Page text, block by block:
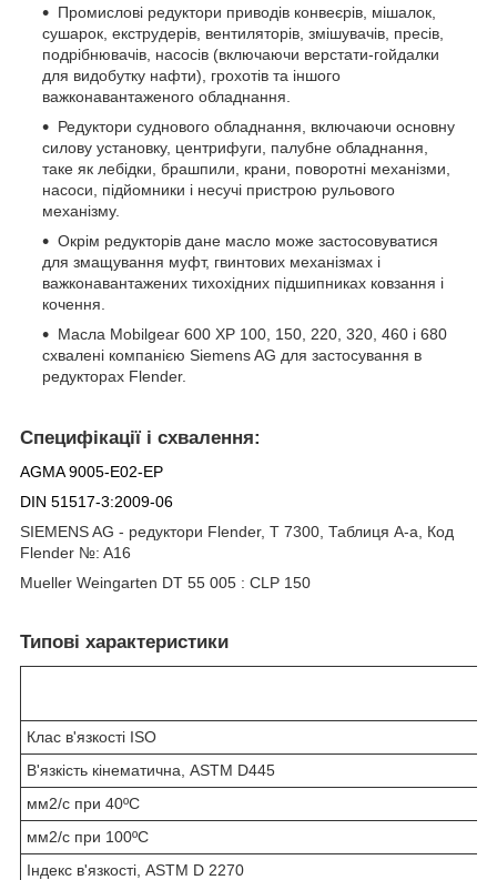
Промислові редуктори приводів конвеєрів, мішалок,
сушарок, екструдерів, вентиляторів, змішувачів, пресів,
подрібнювачів, насосів (включаючи верстати-гойдалки
для видобутку нафти), грохотів та іншого
важконавантаженого обладнання.
Редуктори суднового обладнання, включаючи основну
силову установку, центрифуги, палубне обладнання,
таке як лебідки, брашпили, крани, поворотні механізми,
насоси, підйомники і несучі пристрою рульового
механізму.
Окрім редукторів дане масло може застосовуватися
для змащування муфт, гвинтових механізмах і
важконавантажених тихохідних підшипниках ковзання і
кочення.
Масла Mobilgear 600 XP 100, 150, 220, 320, 460 і 680
схвалені компанією Siemens AG для застосування в
редукторах Flender.
Специфікації і схвалення:
AGMA 9005-E02-EP
DIN 51517-3:2009-06
SIEMENS AG - редуктори Flender, T 7300, Таблиця A-а, Код
Flender №: A16
Mueller Weingarten DT 55 005 : CLP 150
Типові характеристики
Клас в'язкості ISO
В'язкість кінематична, ASTM D445
мм2/с при 40ºC
мм2/с при 100ºC
Індекс в'язкості, ASTM D 2270